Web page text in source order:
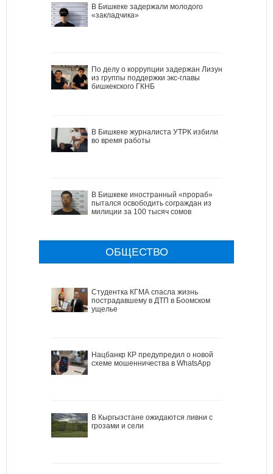
В Бишкеке задержали молодого
«закладчика»
По делу о коррупции задержан Лизун
из группы поддержки экс-главы
бишкекского ГКНБ
В Бишкеке журналиста УТРК избили
во время работы
В Бишкеке иностранный «прораб»
пытался освободить сограждан из
милиции за 100 тысяч сомов
ОБЩЕСТВО
Студентка КГМА спасла жизнь
пострадавшему в ДТП в Боомском
ущелье
Нацбанкр КР предупредил о новой
схеме мошенничества в WhatsApp
В Кыргызстане ожидаются ливни с
грозами и сели